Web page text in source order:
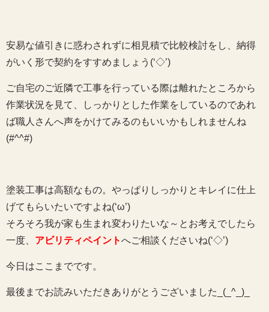
安易な値引きに惑わされずに相見積で比較検討をし、納得
がいく形で契約をすすめましょう(‘◇’)ゞ
ご自宅のご近隣で工事を行っている際は離れたところから
作業状況を見て、しっかりとした作業をしているのであれ
ば職人さんへ声をかけてみるのもいいかもしれませんね
(#^^#)
塗装工事は高額なもの。やっぱりしっかりとキレイに仕上
げてもらいたいですよね(‘ω’)
そろそろ我が家も生まれ変わりたいな～とお考えでしたら
一度、 アビリティペイントへご相談くださいね(‘◇’)ゞ
今日はここまでです。
最後までお読みいただきありがとうございました_(_^_)_